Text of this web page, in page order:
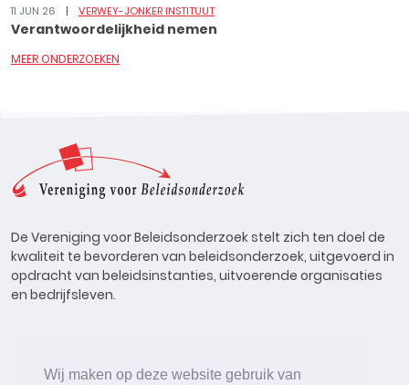
Wij maken op deze website gebruik van
11 JUN 26 VERWEY-JONKER INSTITUUT
Verantwoordelijkheid nemen
MEER ONDERZOEKEN
De Vereniging voor Beleidsonderzoek stelt zich ten doel de
kwaliteit te bevorderen van beleidsonderzoek, uitgevoerd in
opdracht van beleidsinstanties, uitvoerende organisaties
en bedrijfsleven.